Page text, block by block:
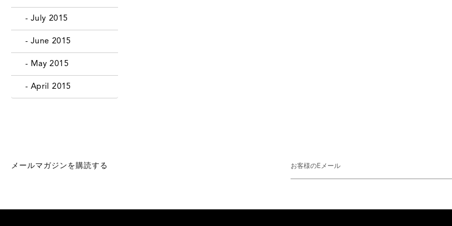
- July 2015
- June 2015
- May 2015
- April 2015
メールマガジンを購読する